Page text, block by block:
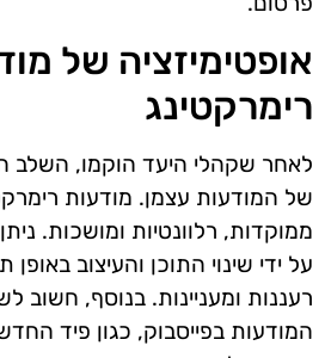
אופטימיזציה של
רימרקטינג
לאחר שקהלי היעד הוקמו, השלב
של המודעות עצמן. מודעות
ממוקדות, רלוונטיות ומושכות.
על ידי שינוי התוכן והעיצוב
רעננות ומעניינות. בנוסף, חשוב
המודעות בפייסבוק, כגון פיד